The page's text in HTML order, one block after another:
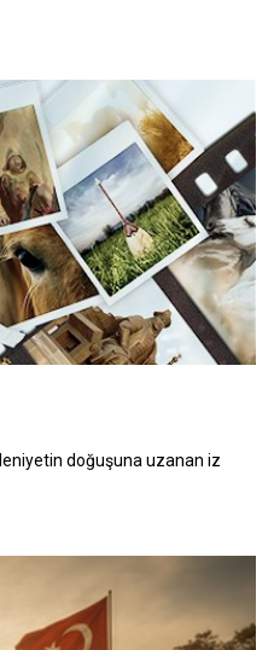
doğuşuna uzanan iz